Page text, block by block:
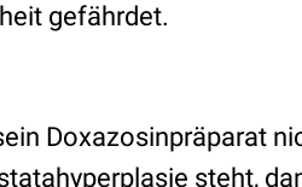
gefährdet.
Doxazosinpräparat
steht,